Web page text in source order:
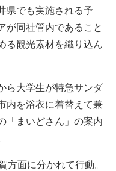
県でも実施される予
が同社管内であること
る観光素材を織り込ん
ら大学生が特急サンダ
内を浴衣に着替えて兼
「まいどさん」の案内
面に分かれて行動。